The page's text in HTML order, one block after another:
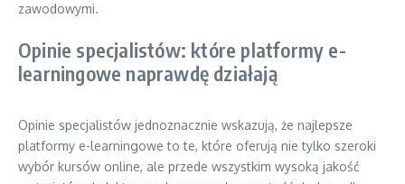
zawodowymi.
Opinie specjalistów: które platformy e-
learningowe naprawdę działają
Opinie specjalistów jednoznacznie wskazują, że najlepsze
platformy e-learningowe to te, które oferują nie tylko szeroki
wybór kursów online, ale przede wszystkim wysoką jakość